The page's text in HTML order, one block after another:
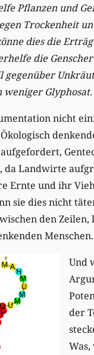
Pflanzen und
Trockenheit
dies die
die
gegenüber
weniger Glyphosat.
nicht
da Landwirte
Ernte und ihr
sie dies nicht
den Zeilen,
Menschen.
Und
der